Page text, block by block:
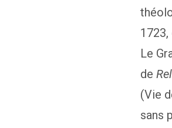
1723,
Le
de
(Vie
sans